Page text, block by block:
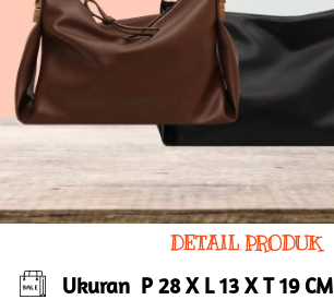
DETAIL PRODUK
Ukuran  P 28 X L 13 X T 19 CM